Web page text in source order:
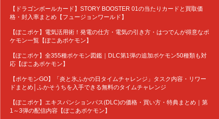
【ドラゴンボールカード】STORY BOOSTER 01の当たりカードと買取価
格・封入率まとめ【フュージョンワールド】
【ぽこポケ】電気活用術！発電の仕方・電気の引き方・はつでんが得意なポ
ケモン一覧【ぽこあポケモン】
【ぽこポケ】全355種ポケモン図鑑｜DLC第1弾の追加ポケモン50種類も対
応【ぽこあポケモン】
【ポケモンGO】「炎と氷ふかの日タイムチャレンジ」タスク内容・リワー
ドまとめ│ふかそうちを入手できる無料のタイムチャレンジ
【ぽこポケ】エキスパンションパス(DLC)の価格・買い方・特典まとめ｜第
1～3弾の配信内容【ぽこあポケモン】